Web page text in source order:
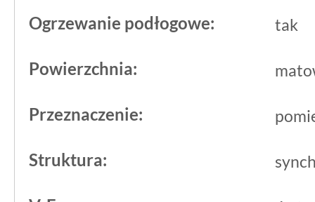
spokojnej bazy o naturalnym rysunku
Ogrzewanie podłogowe: tak
Powierzchnia:
Przeznaczenie:
Struktura: